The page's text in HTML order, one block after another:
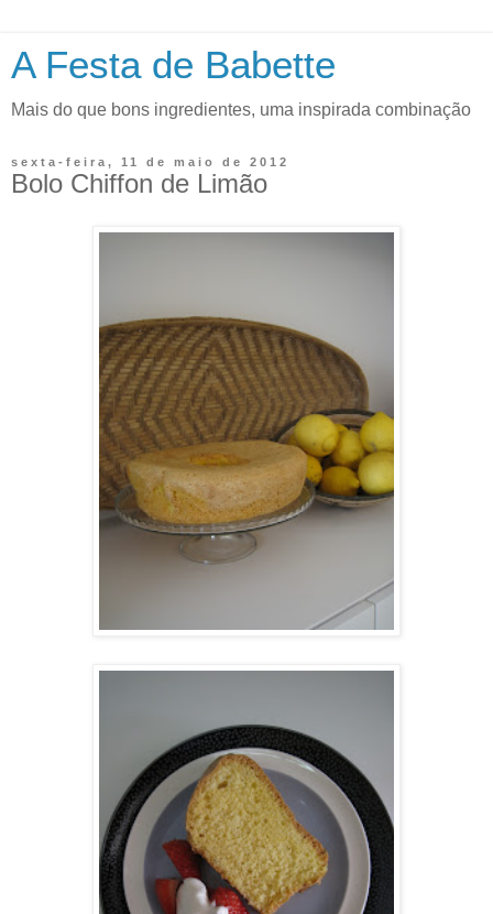
A Festa de Babette
Mais do que bons ingredientes, uma inspirada combinação
sexta-feira, 11 de maio de 2012
Bolo Chiffon de Limão